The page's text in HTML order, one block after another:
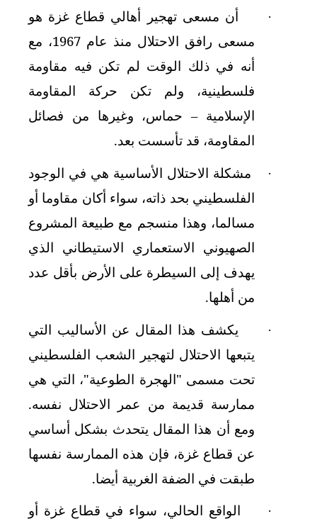
·
أن مسعى تهجير أهالي قطاع غزة هو
مسعى رافق الاحتلال منذ عام 1967، مع
أنه في ذلك الوقت لم تكن فيه مقاومة
فلسطينية، ولم تكن حركة المقاومة
الإسلامية – حماس، وغيرها من فصائل
المقاومة، قد تأسست بعد.
·
مشكلة الاحتلال الأساسية هي في الوجود
الفلسطيني بحد ذاته، سواء أكان مقاوما أو
مسالما، وهذا منسجم مع طبيعة المشروع
الصهيوني الاستعماري الاستيطاني الذي
يهدف إلى السيطرة على الأرض بأقل عدد
من أهلها.
·
يكشف هذا المقال عن الأساليب التي
يتبعها الاحتلال لتهجير الشعب الفلسطيني
تحت مسمى "الهجرة الطوعية"، التي هي
ممارسة قديمة من عمر الاحتلال نفسه.
ومع أن هذا المقال يتحدث بشكل أساسي
عن قطاع غزة، فإن هذه الممارسة نفسها
طبقت في الضفة الغربية أيضا.
·
الواقع الحالي، سواء في قطاع غزة أو